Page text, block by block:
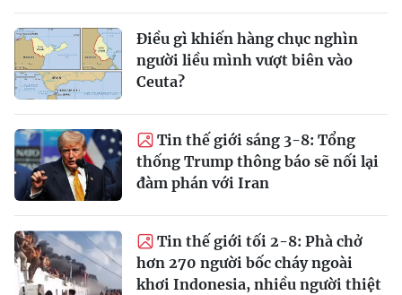
Điều gì khiến hàng chục nghìn
người liều mình vượt biên vào
Ceuta?
Tin thế giới sáng 3-8: Tổng
thống Trump thông báo sẽ nối lại
đàm phán với Iran
Tin thế giới tối 2-8: Phà chở
hơn 270 người bốc cháy ngoài
khơi Indonesia, nhiều người thiệt